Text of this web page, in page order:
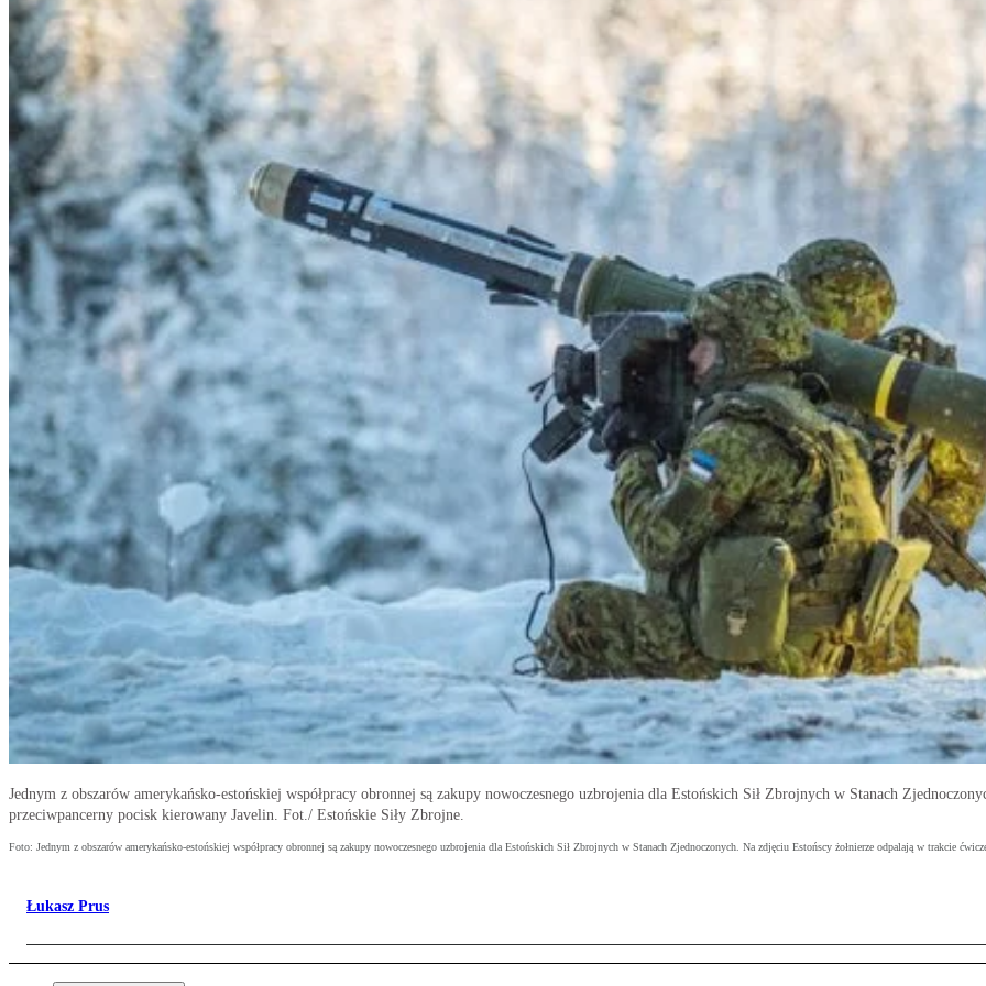
Jednym z obszarów amerykańsko-estońskiej współpracy obronnej są zakupy nowoczesnego uzbrojenia dla Estońskich Sił Zbrojnych w Stanach
przeciwpancerny pocisk kierowany Javelin. Fot./ Estońskie Siły Zbrojne.
Foto: Jednym z obszarów amerykańsko-estońskiej współpracy obronnej są zakupy nowoczesnego uzbrojenia dla Estońskich Sił Zbrojnych w Stanach Zjednoczonych. Na zdjęciu Estońscy żołnierze odpalają w trakcie
Łukasz Prus